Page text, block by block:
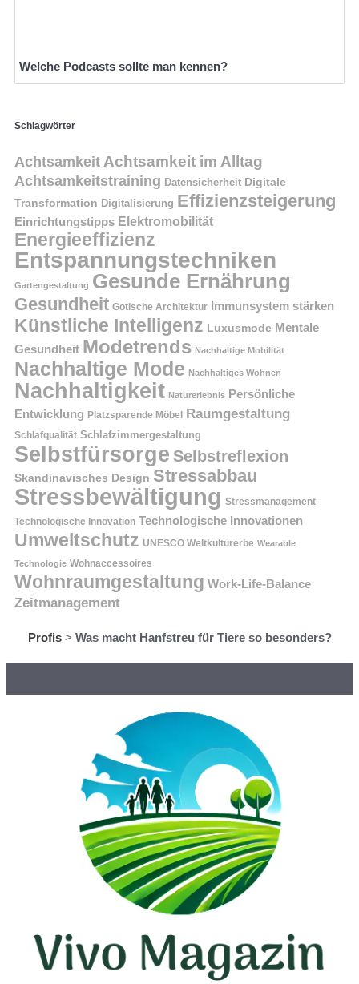
Welche Podcasts sollte man kennen?
Schlagwörter
Achtsamkeit Achtsamkeit im Alltag
Achtsamkeitstraining Datensicherheit Digitale
Transformation Digitalisierung Effizienzsteigerung
Einrichtungstipps Elektromobilität
Energieeffizienz
Entspannungstechniken
Gartengestaltung Gesunde Ernährung
Gesundheit Gotische Architektur Immunsystem stärken
Künstliche Intelligenz Luxusmode Mentale
Gesundheit Modetrends Nachhaltige Mobilität
Nachhaltige Mode Nachhaltiges Wohnen
Nachhaltigkeit Naturerlebnis Persönliche
Entwicklung Platzsparende Möbel Raumgestaltung
Schlafqualität Schlafzimmergestaltung
Selbstfürsorge Selbstreflexion
Skandinavisches Design Stressabbau
Stressbewältigung Stressmanagement
Technologische Innovation Technologische Innovationen
Umweltschutz UNESCO Weltkulturerbe Wearable
Technologie Wohnaccessoires
Wohnraumgestaltung Work-Life-Balance
Zeitmanagement
Profis> Was macht Hanfstreu für Tiere so besonders?